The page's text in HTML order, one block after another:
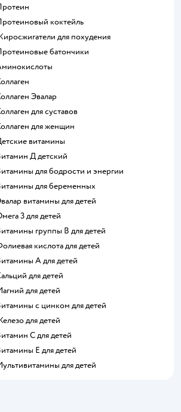
Протеин
Протеиновый коктейль
Жиросжигатели для похудения
Протеиновые батончики
Аминокислоты
Коллаген
Коллаген Эвалар
Коллаген для суставов
Коллаген для женщин
Детские витамины
Витамин Д детский
Витамины для бодрости и энергии
Витамины для беременных
Эвалар витамины для детей
Омега 3 для детей
Витамины группы В для детей
Фолиевая кислота для детей
Витамины А для детей
Кальций для детей
Магний для детей
Витамины с цинком для детей
Железо для детей
Витамин С для детей
Витамины Е для детей
Мультивитамины для детей